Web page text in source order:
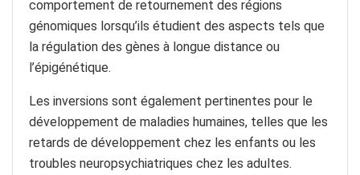
comportement de retournement des régions
génomiques lorsqu’ils étudient des aspects tels que
la régulation des gènes à longue distance ou
l’épigénétique.
Les inversions sont également pertinentes pour le
développement de maladies humaines, telles que les
retards de développement chez les enfants ou les
troubles neuropsychiatriques chez les adultes.